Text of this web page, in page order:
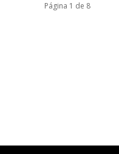
Página 1 de 8